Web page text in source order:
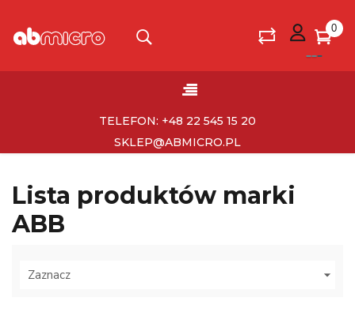
0
Toggle
☰
TELEFON: +48 22 545 15 20
SKLEP@ABMICRO.PL
Lista produktów marki
ABB
Zaznacz 